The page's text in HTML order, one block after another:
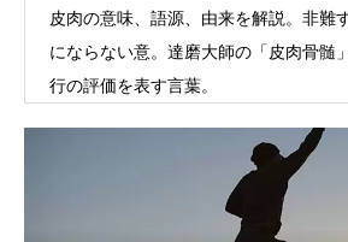
皮肉の意味、語源、由来を解説。非難
にならない意。達磨大師の「皮肉骨髄
行の評価を表す言葉。